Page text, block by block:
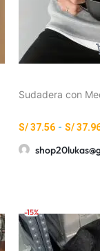
Sudadera con
S/37.56 - S/
-15%